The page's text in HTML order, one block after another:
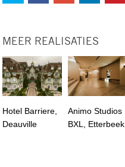
MEER REALISATIES
Hotel Barriere,
Deauville
Animo Studios
BXL, Etterbeek